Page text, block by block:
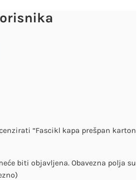
“Fascikl kapa prešpan karton
biti objavljena. Obavezna polja su